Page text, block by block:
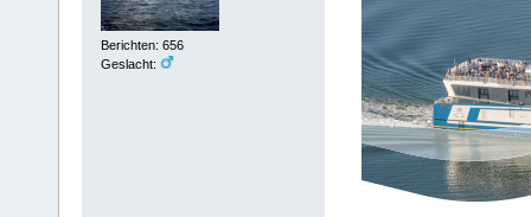
Berichten: 656
Geslacht: